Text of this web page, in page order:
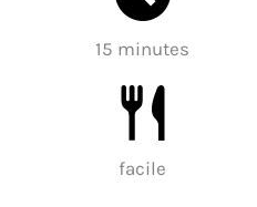
15 minutes
facile